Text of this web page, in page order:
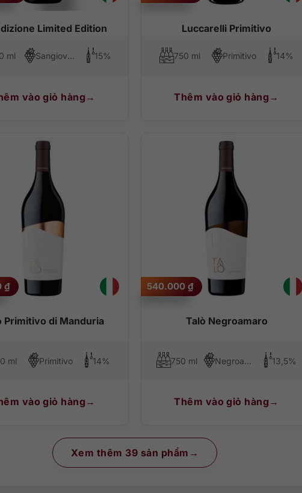
Limited Edition
ml Sangiovese, Montepulciano, Negroamaro, Primitivo, Malvasia Nera 15%
vào giỏ hàng
Luccarelli Primitivo
750 ml Primitivo 14%
Thêm vào giỏ hàng
Primitivo di Manduria
₫
ml Primitivo 14%
vào giỏ hàng
Talò Negroamaro
540.000 ₫
750 ml Negroamaro 13,5%
Thêm vào giỏ hàng
Xem thêm 39 sản phẩm